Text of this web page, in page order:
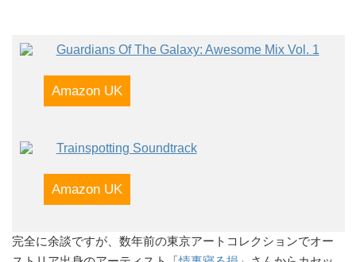
Guardians Of The Galaxy: Awesome Mix Vol. 1
Amazon UK
Trainspotting Soundtrack
Amazon UK
完全に余談ですが、数年前の東京アートコレクションでオー